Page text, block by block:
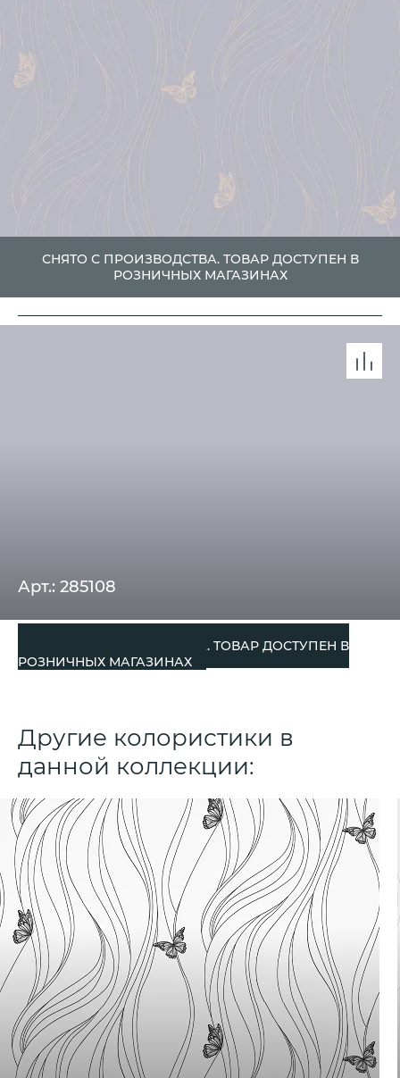
СНЯТО С ПРОИЗВОДСТВА. ТОВАР ДОСТУПЕН В
РОЗНИЧНЫХ МАГАЗИНАХ
Арт.: 285108
СНЯТО С ПРОИЗВОДСТВА. ТОВАР ДОСТУПЕН В
РОЗНИЧНЫХ МАГАЗИНАХ
Другие колористики в
данной коллекции: